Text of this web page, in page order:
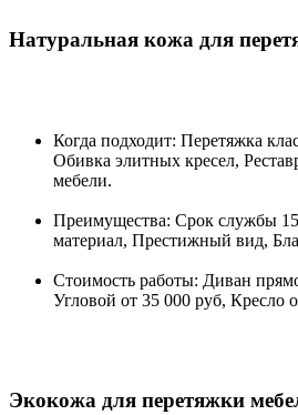
Натуральная кожа для
Когда подходит: Перетяжка
Обивка элитных кресел,
мебели.
Преимущества: Срок службы
материал, Престижный вид,
Стоимость работы: Диван
Угловой от 35 000 руб, Кресло
Экокожа для перетяжки